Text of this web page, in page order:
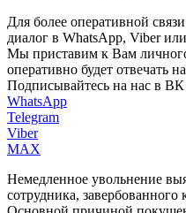
Для более оперативной
диалог в WhatsApp, Viber
Мы приставим к Вам
оперативно будет отвечать
Подписывайтесь на нас в
WhatsApp
Telegram
Viber
MAX
Немедленное увольнение
сотрудника,